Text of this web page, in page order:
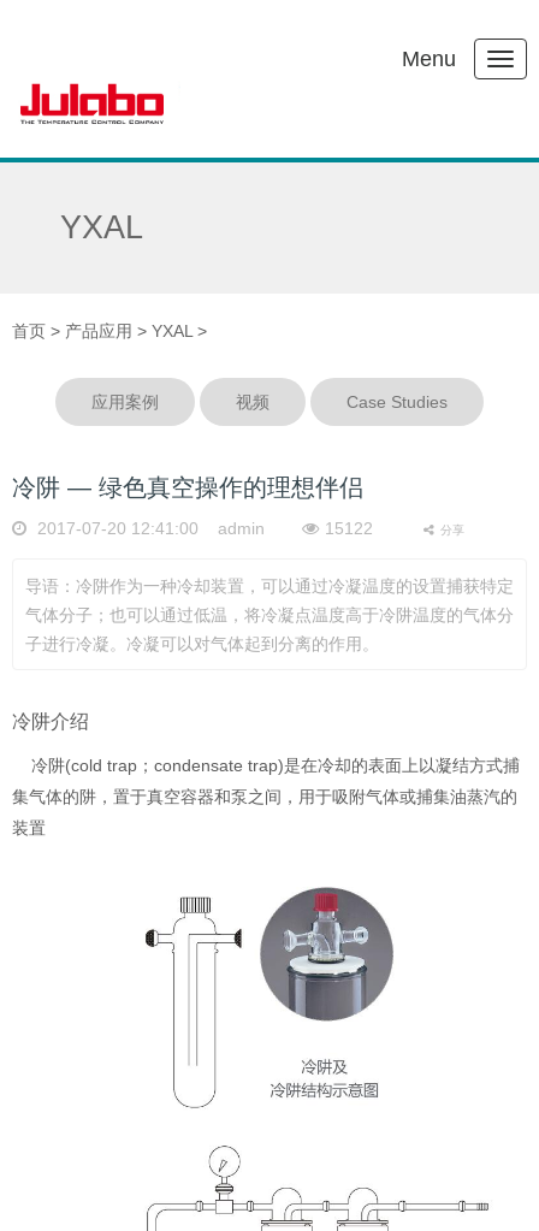
Menu
YXAL
首页 > 产品应用 > YXAL>
应用案例 视频 Case Studies
冷阱 — 绿色真空操作的理想伴侣
2017-07-20 12:41:00 admin 15122 分享
导语：冷阱作为一种冷却装置，可以通过冷凝温度的设置捕获特定
气体分子；也可以通过低温，将冷凝点温度高于冷阱温度的气体分
子进行冷凝。冷凝可以对气体起到分离的作用。
冷阱介绍
冷阱(cold trap；condensate trap)是在冷却的表面上以凝结方式捕
集气体的阱，置于真空容器和泵之间，用于吸附气体或捕集油蒸汽的
装置